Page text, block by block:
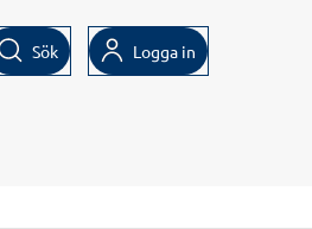
Sök Logga in